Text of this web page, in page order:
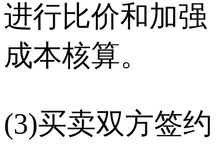
进行比价和加强
成本核算。
(3)买卖双方签约